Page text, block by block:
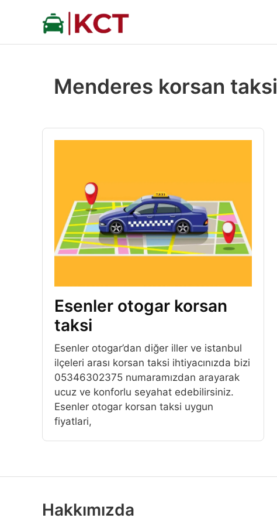
Menderes korsan taksi
Esenler otogar korsan
taksi
Esenler otogar’dan diğer iller ve istanbul
ilçeleri arası korsan taksi ihtiyacınızda bizi
05346302375 numaramızdan arayarak
ucuz ve konforlu seyahat edebilirsiniz.
Esenler otogar korsan taksi uygun
fiyatlari,
Hakkımızda